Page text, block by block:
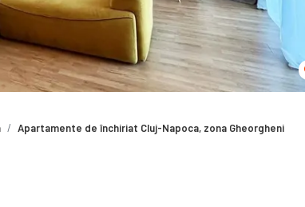
Apartamente de închiriat Cluj-Napoca, zona Gheorgheni